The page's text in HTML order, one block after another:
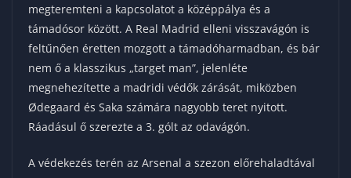
megteremteni a kapcsolatot a középpálya és a
támadósor között. A Real Madrid elleni visszavágón is
feltűnően éretten mozgott a támadóharmadban, és bár
nem ő a klasszikus „target man”, jelenléte
megnehezítette a madridi védők zárását, miközben
Ødegaard és Saka számára nagyobb teret nyitott.
Ráadásul ő szerezte a 3. gólt az odavágón.
A védekezés terén az Arsenal a szezon előrehaladtával